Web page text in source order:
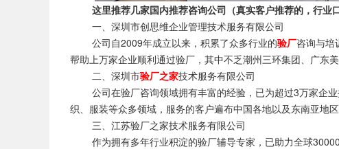
这里推荐几家国内推荐咨询公司（真实客户推荐的，行业
一、深圳市创思维企业管理技术服务有限公司
公司自2009年成立以来，积累了众多行业的验厂咨询与培
帮助上万家企业顺利通过验厂，其中不乏潮州三环集团、广东
二、深圳市验厂之家技术服务有限公司
公司在验厂咨询领域拥有丰富的经验，已为超过3万家企业
织、服装等众多领域，服务的客户遍布中国各地以及东南亚地区
三、江苏验厂之家技术服务有限公司
作为拥有多年行业积淀的验厂辅导专家，已助力全球